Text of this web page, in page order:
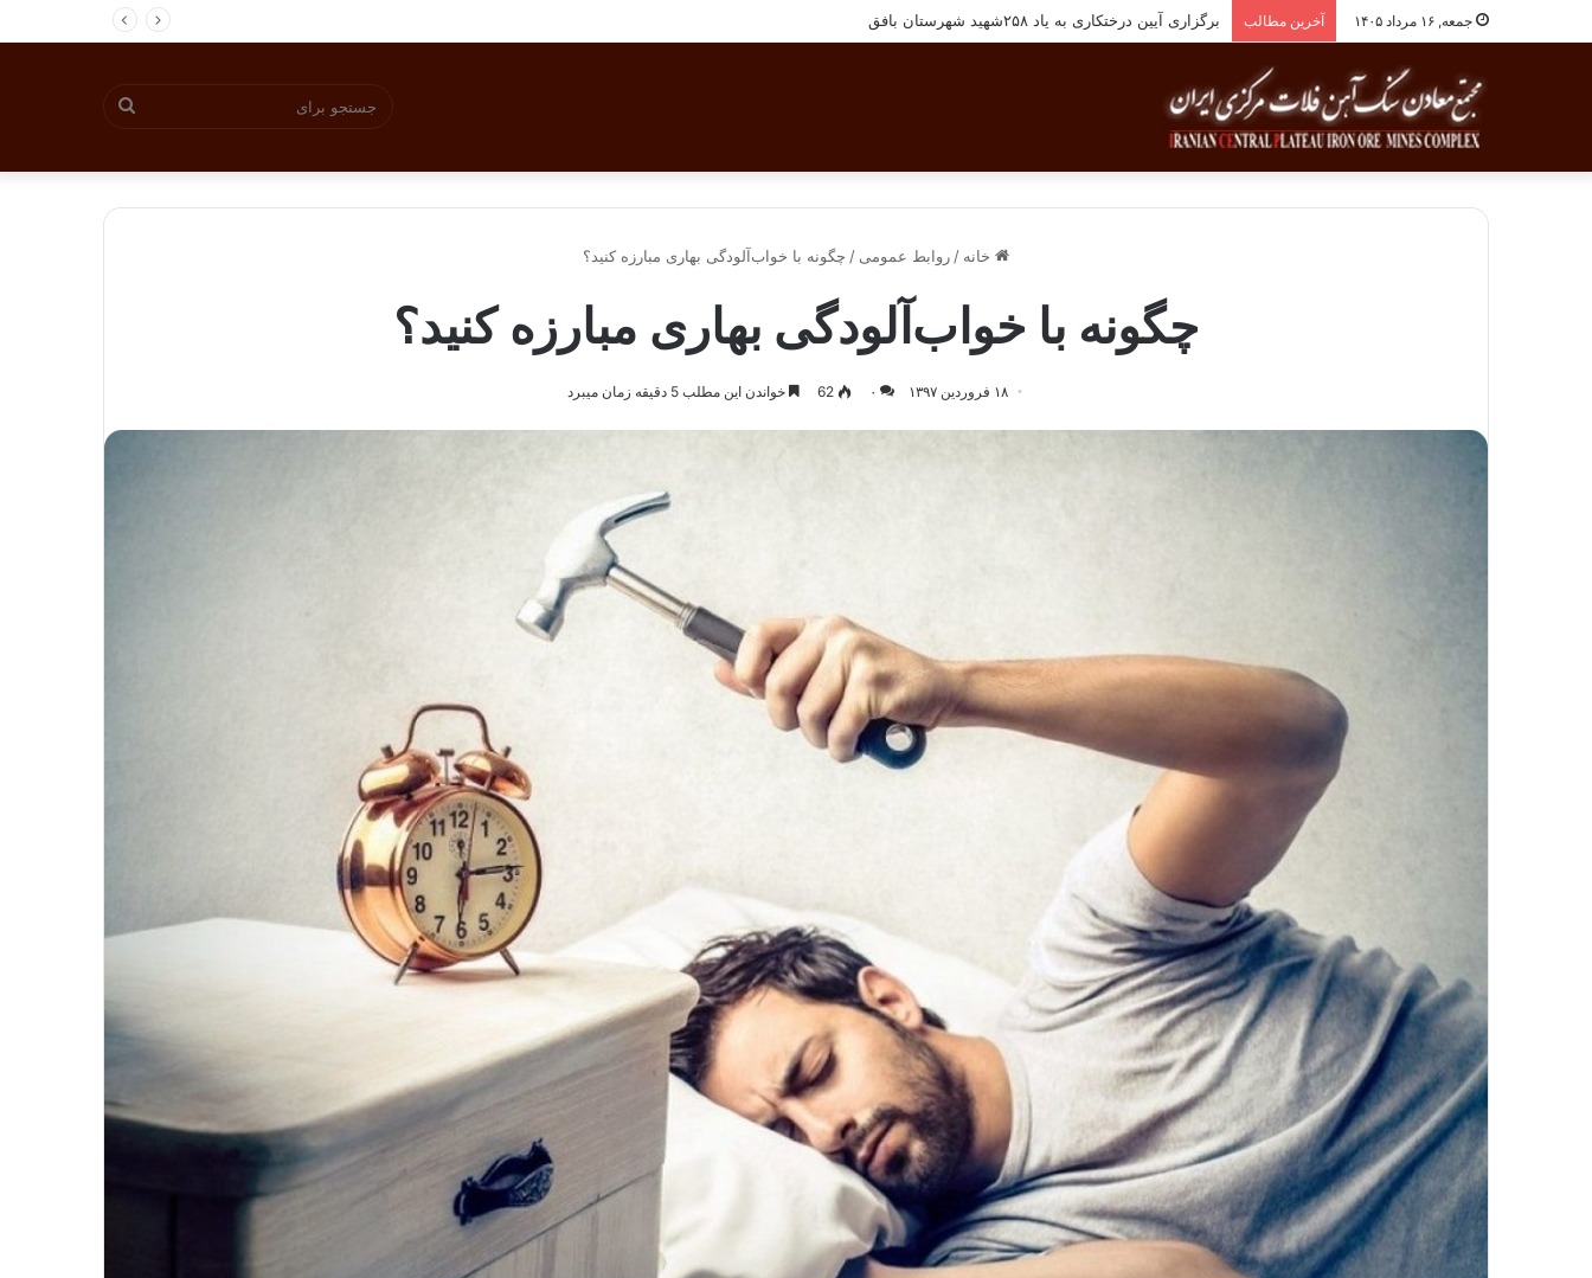
جمعه, ۱۶ مرداد ۱۴۰۵ آخرین مطالب برگزاری آیین درختکاری به یاد ۲۵۸شهید شهرستان بافق
خانه / روابط عمومی / چگونه با خواب‌آلودگی بهاری مبارزه کنید؟
چگونه با خواب‌آلودگی بهاری مبارزه کنید؟
۱۸ فروردین ۱۳۹۷ ۰ 62 خواندن این مطلب 5 دقیقه زمان میبرد